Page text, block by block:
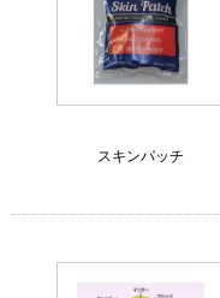
スキンパッチ